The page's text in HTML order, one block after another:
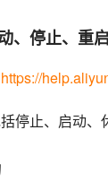
、停止、重
https://
停止、启动